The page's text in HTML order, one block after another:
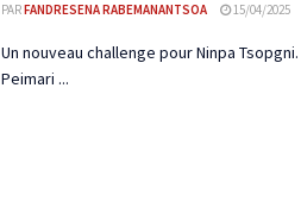
PARFANDRESENA RABEMANANTSOA 15/04/2025
Un nouveau challenge pour Ninpa
Peimari ...